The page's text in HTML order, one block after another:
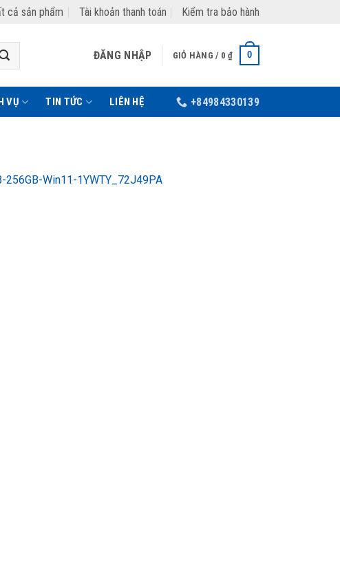
cả sản phẩm Tài khoản thanh toán Kiểm tra bảo hành
ĐĂNG NHẬP GIỎ HÀNG / 0₫ 0
VỤ TIN TỨC LIÊN HỆ +84984330139
Win11-1YWTY_72J49PA